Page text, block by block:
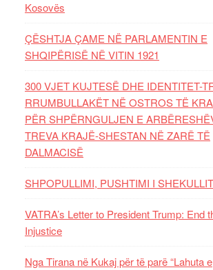
Kosovës
ÇËSHTJA ÇAME NË PARLAMENTIN E
SHQIPËRISË NË VITIN 1921
300 VJET KUJTESË DHE IDENTITET-
RRUMBULLAKËT NË OSTROS TË
PËR SHPËRNGULJEN E
TREVA KRAJË-SHESTAN NË ZARË TË
DALMACISË
SHPOPULLIMI, PUSHTIMI I
VATRA’s Letter to President Trump: End
Injustice
Nga Tirana në Kukaj për të parë “Lahuta e